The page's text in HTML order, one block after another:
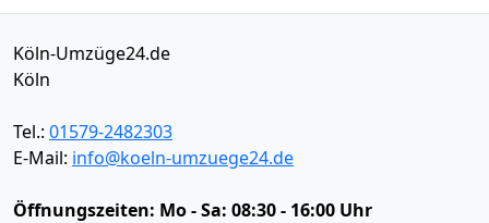
Köln-Umzüge24.de
Köln
Tel.: 01579-2482303
E-Mail: info@koeln-umzuege24.de
Öffnungszeiten: Mo - Sa: 08:30 - 16:00 Uhr